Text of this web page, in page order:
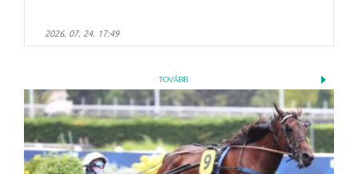
2026. 07. 24. 17:49
TOVÁBB